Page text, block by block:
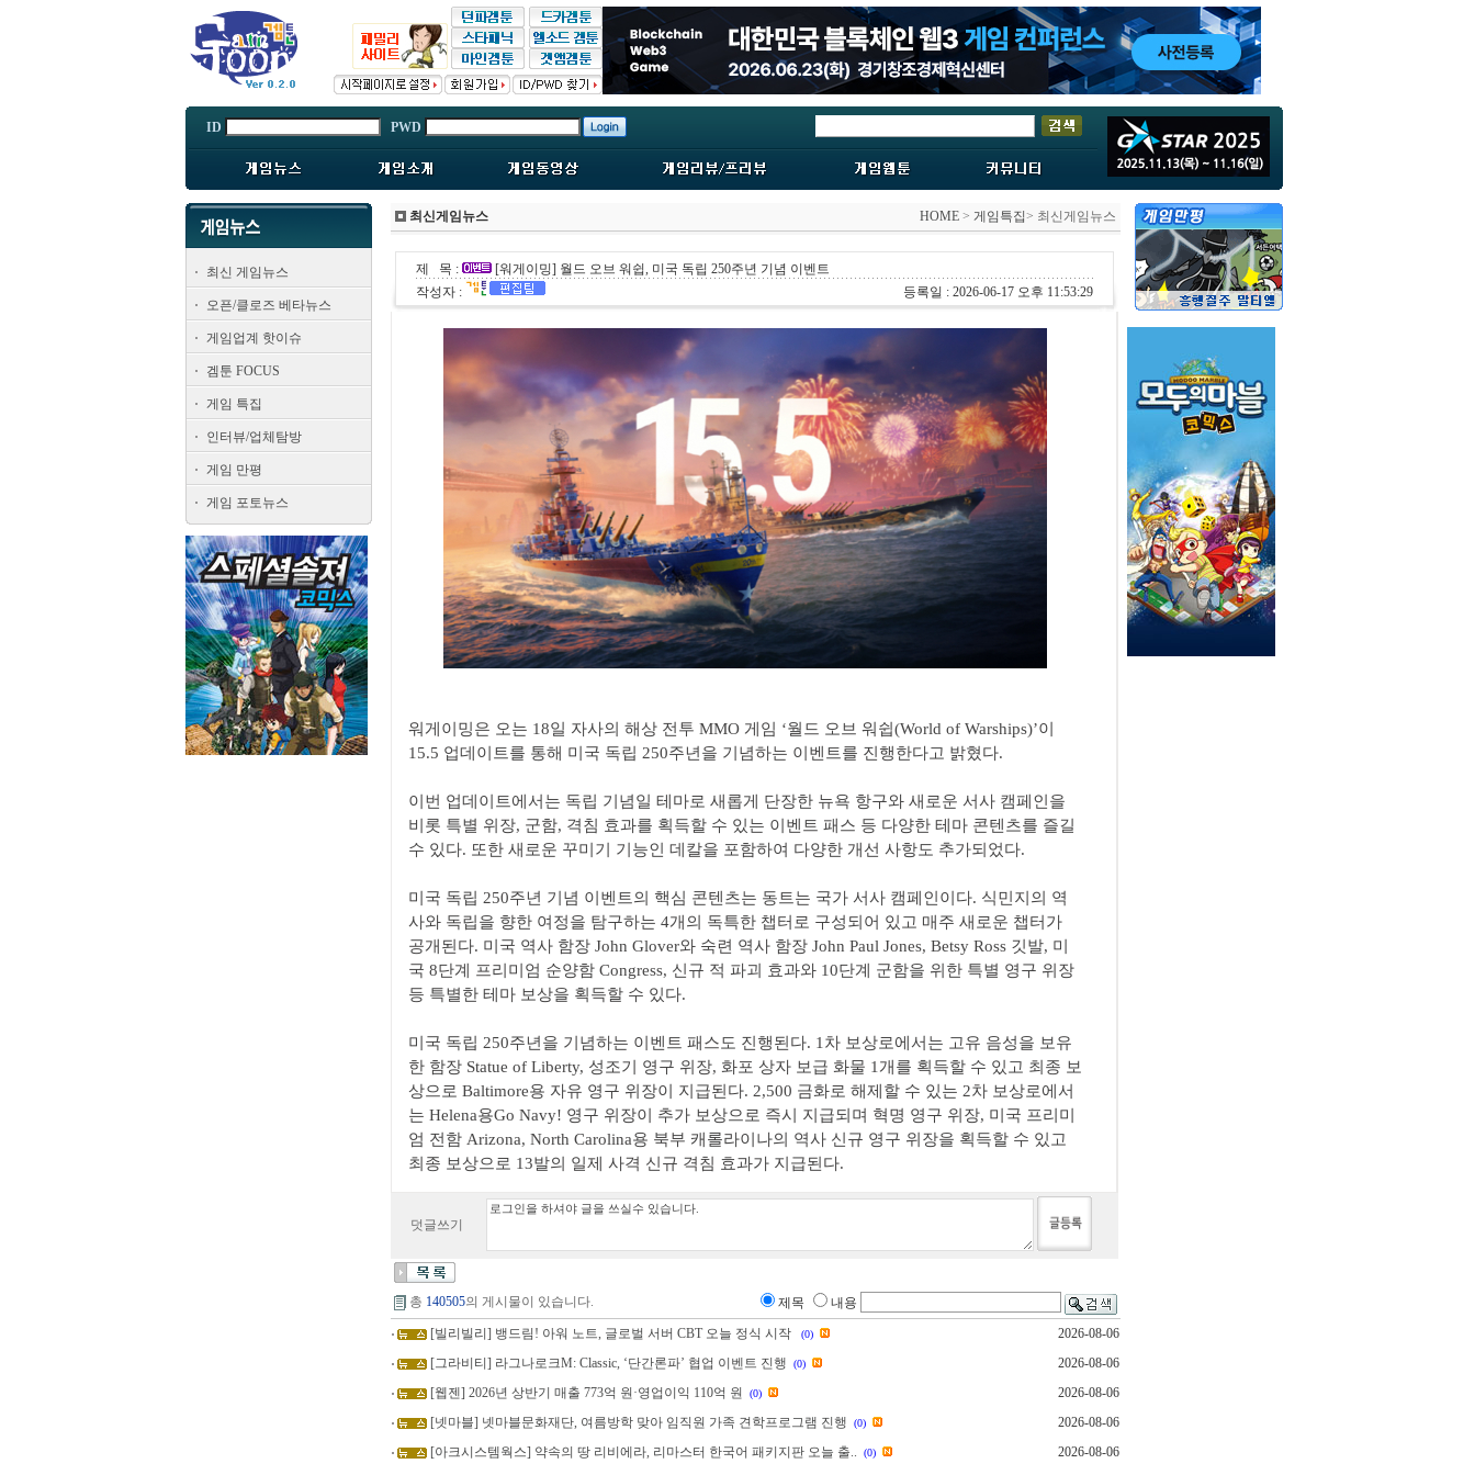
ID PWD
최신 게임뉴스
오픈/클로즈 베타뉴스
게임업계 핫이슈
겜툰 FOCUS
게임 특집
인터뷰/업체탐방
게임 만평
게임 포토뉴스
최신게임뉴스 HOME > 게임특집> 최신게임뉴스
제 목 :
[워게이밍] 월드 오브 워쉽, 미국 독립 250주년 기념 이벤트
작성자 :
등록일 : 2026-06-17 오후 11:53:29
워게이밍은 오는 18일 자사의 해상 전투 MMO 게임 ‘월드 오브 워쉽(World of Warships)’이
15.5 업데이트를 통해 미국 독립 250주년을 기념하는 이벤트를 진행한다고 밝혔다.
이번 업데이트에서는 독립 기념일 테마로 새롭게 단장한 뉴욕 항구와 새로운 서사 캠페인을
비롯 특별 위장, 군함, 격침 효과를 획득할 수 있는 이벤트 패스 등 다양한 테마 콘텐츠를 즐길
수 있다. 또한 새로운 꾸미기 기능인 데칼을 포함하여 다양한 개선 사항도 추가되었다.
미국 독립 250주년 기념 이벤트의 핵심 콘텐츠는 동트는 국가 서사 캠페인이다. 식민지의 역
사와 독립을 향한 여정을 탐구하는 4개의 독특한 챕터로 구성되어 있고 매주 새로운 챕터가
공개된다. 미국 역사 함장 John Glover와 숙련 역사 함장 John Paul Jones, Betsy Ross 깃발, 미
국 8단계 프리미엄 순양함 Congress, 신규 적 파괴 효과와 10단계 군함을 위한 특별 영구 위장
등 특별한 테마 보상을 획득할 수 있다.
미국 독립 250주년을 기념하는 이벤트 패스도 진행된다. 1차 보상로에서는 고유 음성을 보유
한 함장 Statue of Liberty, 성조기 영구 위장, 화포 상자 보급 화물 1개를 획득할 수 있고 최종 보
상으로 Baltimore용 자유 영구 위장이 지급된다. 2,500 금화로 해제할 수 있는 2차 보상로에서
는 Helena용Go Navy! 영구 위장이 추가 보상으로 즉시 지급되며 혁명 영구 위장, 미국 프리미
엄 전함 Arizona, North Carolina용 북부 캐롤라이나의 역사 신규 영구 위장을 획득할 수 있고
최종 보상으로 13발의 일제 사격 신규 격침 효과가 지급된다.
덧글쓰기
총 140505의 게시물이 있습니다. 제목
내용
[빌리빌리] 뱅드림! 아워 노트, 글로벌 서버 CBT 오늘 정식 시작
(0)
2026-08-06
[그라비티] 라그나로크M: Classic, ‘단간론파’ 협업 이벤트 진행
(0)
2026-08-06
[웹젠] 2026년 상반기 매출 773억 원·영업이익 110억 원
(0)
2026-08-06
[넷마블] 넷마블문화재단, 여름방학 맞아 임직원 가족 견학프로그램 진행
(0)
2026-08-06
[아크시스템웍스] 약속의 땅 리비에라, 리마스터 한국어 패키지판 오늘 출..
(0)
2026-08-06